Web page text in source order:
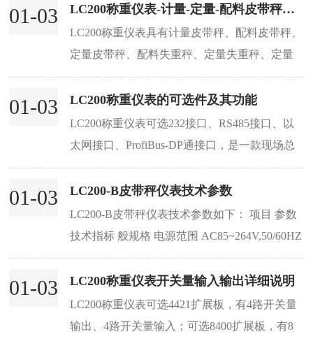
较大负数...
01-03 LC200称重仪表-计量-定量-配料皮带秤显示界面
LC200称重仪表具有计量皮带秤、配料皮带秤、
定量皮带秤、配料失重秤、定量失重秤、定量
加料秤等多种工作模式。LC200的称重仪表有操
作界面（按键）和显示界面。本文恒盛高科为
您介...
01-03 LC200称重仪表的可选件及其功能
LC200称重仪表可选232接口、RS485接口、以
太网接口、ProfiBus-DP通接口，是一款现场总
线型仪表，快速更新离散I/O 和 PLC 通信以便
控制操作过程，可控制简单或复杂的配料皮带
秤，多达50多种...
01-03 LC200-B皮带秤仪表技术参数
LC200-B皮带秤仪表技术参数如下： 项目 参数
技术指标 般规格 电源范围 AC85~264V,50/60HZ
功率 15W 电源保险丝容量 250V,0.5A 温度范围
-10~40℃ 相对湿度 90%RH 外形尺寸 壁挂箱体
尺寸：190X250X88...
01-03 LC200称重仪表开关量输入输出详细说明
LC200称重仪表可选4421扩展板，有4路开关量
输出、4路开关量输入；可选8400扩展板，有8